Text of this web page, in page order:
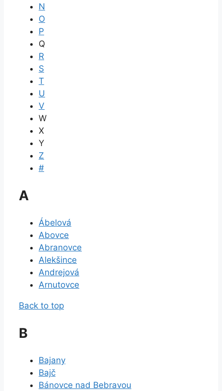
N
O
P
Q
R
S
T
U
V
W
X
Y
Z
#
A
Ábelová
Abovce
Abranovce
Alekšince
Andrejová
Arnutovce
Back to top
B
Bajany
Bajč
Bánovce nad Bebravou